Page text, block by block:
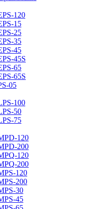
120
15
25
35
45
45S
65
65S
05
100
50
75
120
200
120
200
120
200
30
45